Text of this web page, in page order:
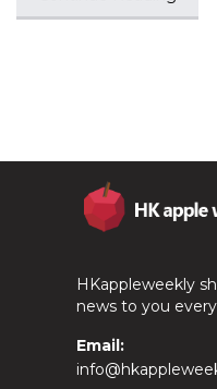
HKappleweekly
news to you
Email: